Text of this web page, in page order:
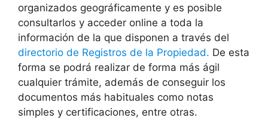
organizados geográficamente y es posible
consultarlos y acceder online a toda la
información de la que disponen a través del
directorio de Registros de la Propiedad. De esta
forma se podrá realizar de forma más ágil
cualquier trámite, además de conseguir los
documentos más habituales como notas
simples y certificaciones, entre otras.